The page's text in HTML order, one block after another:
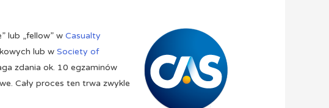
lub „fellow” wCasualty
lub wSociety of
zdania ok. 10 egzaminów
Cały proces ten trwa zwykle